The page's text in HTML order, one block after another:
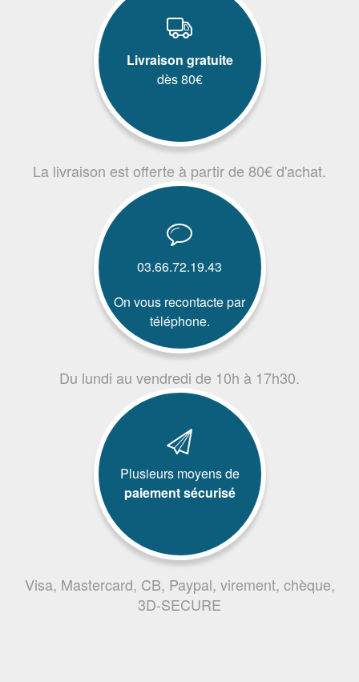
Livraison gratuite
dès 80€
La livraison est offerte à partir de 80€ d'achat.
03.66.72.19.43
On vous recontacte par
téléphone.
Du lundi au vendredi de 10h à 17h30.
Plusieurs moyens de
paiement sécurisé
Visa, Mastercard, CB, Paypal, virement, chèque,
3D-SECURE